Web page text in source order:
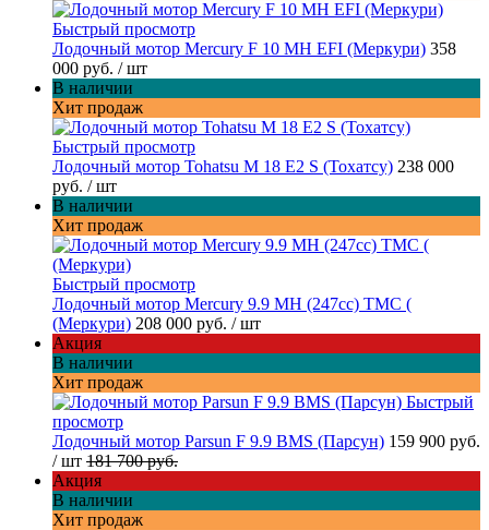
Быстрый просмотр
Лодочный мотор Mercury F 10 MH EFI (Меркури) 358
000 руб. / шт
В наличии
Хит продаж
Быстрый просмотр
Лодочный мотор Tohatsu M 18 E2 S (Тохатсу) 238 000
руб. / шт
В наличии
Хит продаж
Быстрый просмотр
Лодочный мотор Mercury 9.9 МН (247cc) TMC (
(Меркури) 208 000 руб. / шт
Акция
В наличии
Хит продаж
Быстрый
просмотр
Лодочный мотор Parsun F 9.9 BMS (Парсун) 159 900 руб.
/ шт 181 700 руб.
Акция
В наличии
Хит продаж